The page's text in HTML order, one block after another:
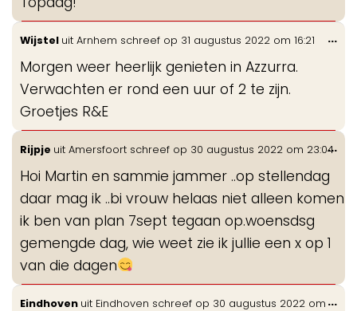
Wijstel uit Arnhem schreef op 31 augustus 2022 om 16:21
Morgen weer heerlijk genieten in Azzurra.
Verwachten er rond een uur of 2 te zijn.
Groetjes R&E
...
Rijpje uit Amersfoort schreef op 30 augustus 2022 om 23:04
Hoi Martin en sammie jammer ..op stellendag
daar mag ik ..bi vrouw helaas niet alleen komen
ik ben van plan 7sept tegaan op.woensdsg
gemengde dag, wie weet zie ik jullie een x op 1
van die dagen
...
Eindhoven uit Eindhoven schreef op 30 augustus 2022 om ...